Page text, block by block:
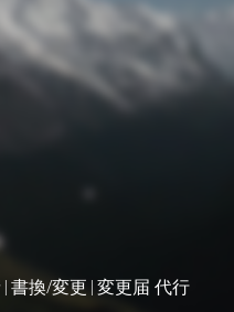
書換/変更|変更届 代行